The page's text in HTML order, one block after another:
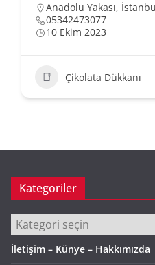
Anadolu Yakası,
05342473077
10 Ekim 2023
Çikolata Dükkanı
Kategoriler
Kategoriler
İletişim – Künye – Hakkımızda